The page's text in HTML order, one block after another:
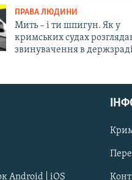
ПРАВА ЛЮДИНИ
Мить – і ти шпигун. Як у
кримських судах
звинувачення в держзраді
Android | iOS